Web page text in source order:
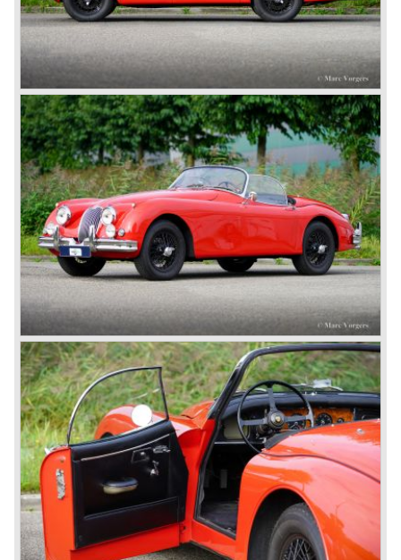
In 1960, Jaguar took over the British Daimler, and from
that time onward it used the name of Daimler for its
deluxe, comfort-oriented models, and the name of Jaguar
for its sporty cars.
In 1961, the famous Jaguar E-Type was born. The E-Type
was inspired by the D-Type racing car from the fifties. Like
the XK, the E-Type was an icon in the history of car
making, with an almost alien design and excellent
technology. The E-Type appeared as a roadster, as an
FHC (Fixed Head Coupe) and as a 2+2. They also built
some special lightweight E-Types to prolong the racing
successes of the past. However, they did not succeed as
competitors had copied the technical achievements of the
D-Type.
In the production of the deluxe saloons, a large MK X was
added to the MK II, and the contiguous S-Type, the
240/340 series and the 420/420G series were brought
onto the market.
In 1968, the Jaguar XJ was designed and though evolved
in many ways, the XJ is available to this very day.…
In 1971, a V12 engine was added to the Jaguar E-Type,
and later in the Daimler Double Six and the Jaguar XJ 12.
At that time, it was the only twelve-cylinder engine in serial
production in the world.
In the mid-seventies, the E-Type had to clear the field and
besides the XJ, the special-lined 2+2 came onto the
market. It was the XJS. This car was also available as a
convertible.
So far the classic period. In the future the Jaguar history
from 1980 will be filled in.
© Marc Vorgers